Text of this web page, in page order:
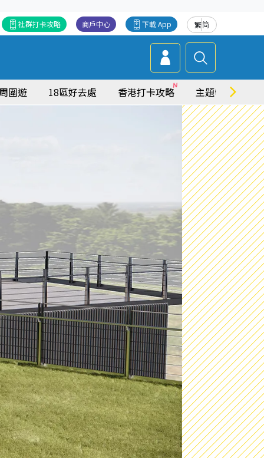
繁简
下載 App
商戶中心
社群打卡攻略
圍遊 18區好去處 香港打卡攻略 主題特集